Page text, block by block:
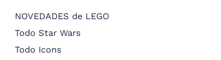
NOVEDADES de LEGO
Todo Star Wars
Todo Icons